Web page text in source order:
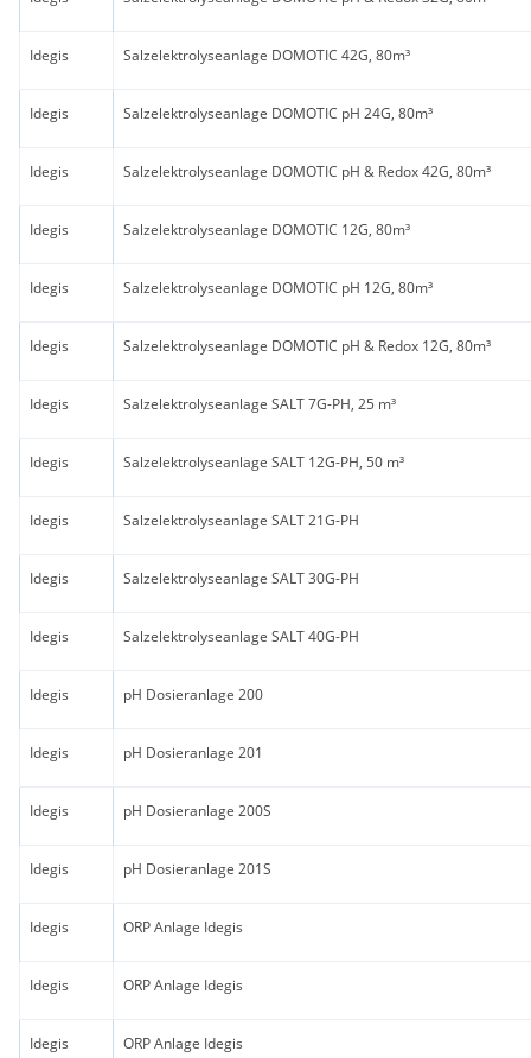
Idegis Salzelektrolyseanlage DOMOTIC 42G, 80m³
Idegis Salzelektrolyseanlage DOMOTIC pH 24G, 80m³
Idegis Salzelektrolyseanlage DOMOTIC pH & Redox 42G, 80m³
Idegis Salzelektrolyseanlage DOMOTIC 12G, 80m³
Idegis Salzelektrolyseanlage DOMOTIC pH 12G, 80m³
Idegis Salzelektrolyseanlage DOMOTIC pH & Redox 12G, 80m³
Idegis Salzelektrolyseanlage SALT 7G-PH, 25 m³
Idegis Salzelektrolyseanlage SALT 12G-PH, 50 m³
Idegis Salzelektrolyseanlage SALT 21G-PH
Idegis Salzelektrolyseanlage SALT 30G-PH
Idegis Salzelektrolyseanlage SALT 40G-PH
Idegis pH Dosieranlage 200
Idegis pH Dosieranlage 201
Idegis pH Dosieranlage 200S
Idegis pH Dosieranlage 201S
Idegis ORP Anlage Idegis
Idegis ORP Anlage Idegis
Idegis ORP Anlage Idegis